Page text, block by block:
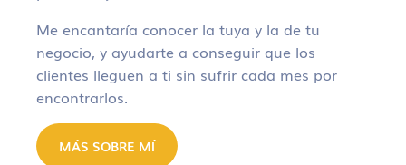
Me encantaría conocer la tuya y la de tu
negocio, y ayudarte a conseguir que los
clientes lleguen a ti sin sufrir cada mes por
encontrarlos.
MÁS SOBRE MÍ